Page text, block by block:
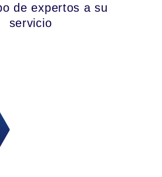
de expertos a su
servicio